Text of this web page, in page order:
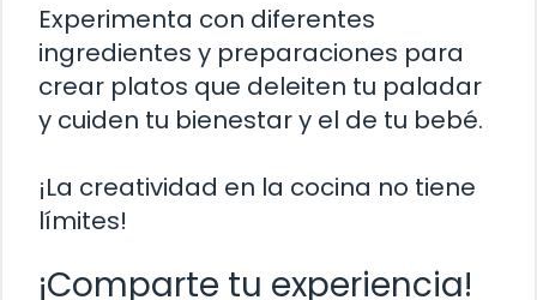
Experimenta con diferentes
ingredientes y preparaciones para
crear platos que deleiten tu paladar
y cuiden tu bienestar y el de tu bebé.
¡La creatividad en la cocina no tiene
límites!
¡Comparte tu experiencia!